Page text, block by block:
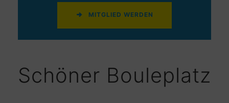
MITGLIED WERDEN
Schöner Bouleplatz